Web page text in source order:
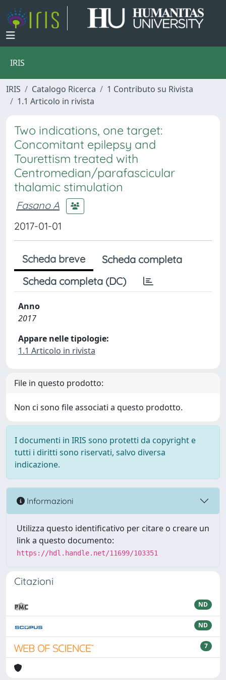
IRIS
IRIS Catalogo Ricerca
1 Contributo su Rivista
1.1 Articolo in rivista
Two indications, one target:
Concomitant epilepsy and
Tourettism treated with
Centromedian/parafascicular
thalamic stimulation
Fasano A
2017-01-01
Scheda breve
Scheda completa
Scheda completa (DC)
Anno
2017
Appare nelle tipologie:
1.1 Articolo in rivista
File in questo prodotto:
Non ci sono file associati a questo prodotto.
I documenti in IRIS sono protetti da copyright e
tutti i diritti sono riservati, salvo diversa
indicazione.
Informazioni
Utilizza questo identificativo per citare o creare un
link a questo documento:
https://hdl.handle.net/11699/103351
Citazioni
ND
ND
7